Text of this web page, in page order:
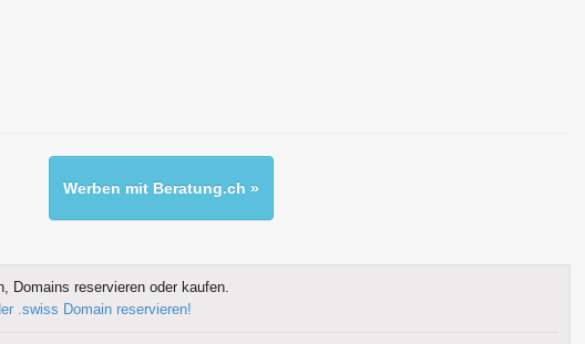
Werben mit Beratung.ch »
Domains reservieren oder kaufen.
.swiss Domain reservieren!